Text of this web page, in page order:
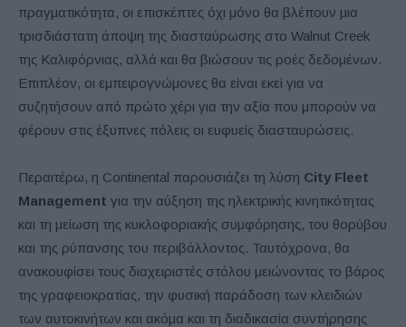
πραγματικότητα, οι επισκέπτες όχι μόνο θα βλέπουν μια
τρισδιάστατη άποψη της διασταύρωσης στο Walnut Creek
της Καλιφόρνιας, αλλά και θα βιώσουν τις ροές δεδομένων.
Επιπλέον, οι εμπειρογνώμονες θα είναι εκεί για να
συζητήσουν από πρώτο χέρι για την αξία που μπορούν να
φέρουν στις έξυπνες πόλεις οι ευφυείς διασταυρώσεις.
Περαιτέρω, η Continental παρουσιάζει τη λύση City Fleet
Management για την αύξηση της ηλεκτρικής κινητικότητας
και τη μείωση της κυκλοφοριακής συμφόρησης, του θορύβου
και της ρύπανσης του περιβάλλοντος. Ταυτόχρονα, θα
ανακουφίσει τους διαχειριστές στόλου μειώνοντας το βάρος
της γραφειοκρατίας, την φυσική παράδοση των κλειδιών
των αυτοκινήτων και ακόμα και τη διαδικασία συντήρησης